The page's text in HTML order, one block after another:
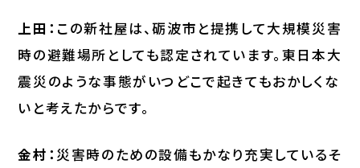
上田： この新社屋は、砺波市と提携して大規模災害
時の避難場所としても認定されています。東日本大
震災のような事態がいつどこで起きてもおかしくな
いと考えたからです。
金村： 災害時のための設備もかなり充実しているそ